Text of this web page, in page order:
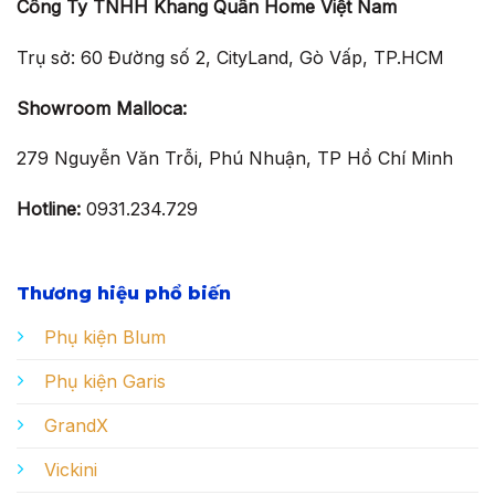
Công Ty TNHH Khang Quân Home Việt Nam
Trụ sở: 60 Đường số 2, CityLand, Gò Vấp, TP.HCM
Showroom Malloca:
279 Nguyễn Văn Trỗi, Phú Nhuận, TP Hồ Chí Minh
Hotline: 0931.234.729
Thương hiệu phổ biến
Phụ kiện Blum
Phụ kiện Garis
GrandX
Vickini